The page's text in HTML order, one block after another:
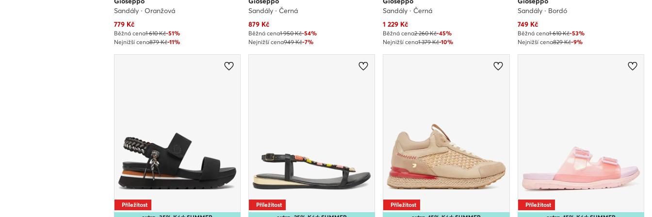
Sandály · Oranžová
Aktuální cena
779Kč
Běžná cena1 610 Kč-51%
Nejnižší cena879 Kč-11%
Sandály · Černá
Aktuální cena
879Kč
Běžná cena1 950 Kč-54%
Nejnižší cena949 Kč-7%
Sandály · Černá
Aktuální cena
1 229 Kč
Běžná cena2 260 Kč-45%
Nejnižší cena1 379 Kč-10%
Sandály · Bordó
Aktuální cena
749Kč
Běžná cena1 610 Kč-53%
Nejnižší cena829 Kč-9%
Příležitost Příležitost Příležitost Příležitost